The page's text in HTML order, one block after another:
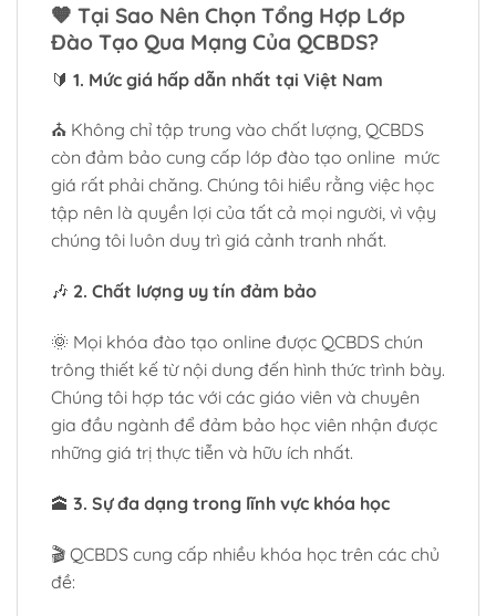
🧡 Tại Sao Nên Chọn Tổng Hợp Lớp
Đào Tạo Qua Mạng Của QCBDS?
🔰 1. Mức giá hấp dẫn nhất tại Việt Nam
⛪ Không chỉ tập trung vào chất lượng, QCBDS
còn đảm bảo cung cấp lớp đào tạo online mức
giá rất phải chăng. Chúng tôi hiểu rằng việc học
tập nên là quyền lợi của tất cả mọi người, vì vậy
chúng tôi luôn duy trì giá cảnh tranh nhất.
🎶 2. Chất lượng uy tín đảm bảo
🌞 Mọi khóa đào tạo online được QCBDS chún
trông thiết kế từ nội dung đến hình thức trình bày.
Chúng tôi hợp tác với các giáo viên và chuyên
gia đầu ngành để đảm bảo học viên nhận được
những giá trị thực tiễn và hữu ích nhất.
🕋 3. Sự đa dạng trong lĩnh vực khóa học
🎬 QCBDS cung cấp nhiều khóa học trên các chủ
đề: